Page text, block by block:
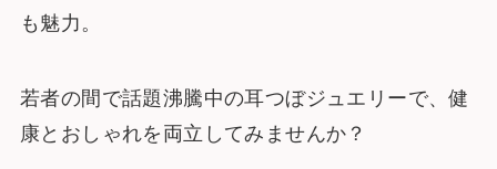
も魅力。
若者の間で話題沸騰中の耳つぼジュエリーで、健
康とおしゃれを両立してみませんか？